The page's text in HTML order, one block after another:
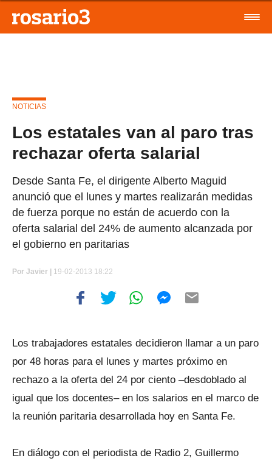
NOTICIAS
Los estatales van al paro tras
rechazar oferta salarial
Desde Santa Fe, el dirigente Alberto Maguid
anunció que el lunes y martes realizarán medidas
de fuerza porque no están de acuerdo con la
oferta salarial del 24% de aumento alcanzada por
el gobierno en paritarias
Por Javier | 19-02-2013 18:22
Los trabajadores estatales decidieron llamar a un paro
por 48 horas para el lunes y martes próximo en
rechazo a la oferta del 24 por ciento –desdoblado al
igual que los docentes– en los salarios en el marco de
la reunión paritaria desarrollada hoy en Santa Fe.
En diálogo con el periodista de Radio 2, Guillermo